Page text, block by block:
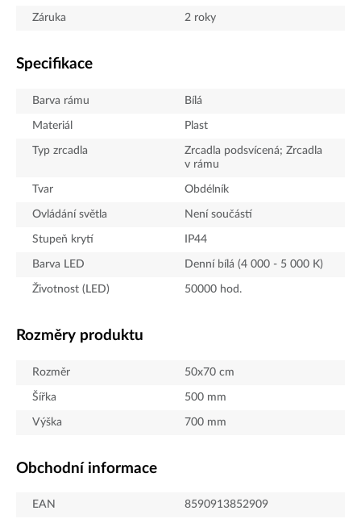
Záruka 2 roky
Specifikace
Barva rámu Bílá
Materiál Plast
Typ zrcadla
Zrcadla podsvícená; Zrcadla
v rámu
Tvar Obdélník
Ovládání světla Není součástí
Stupeň krytí IP44
Barva LED Denní bílá (4 000 - 5 000 K)
Životnost (LED) 50000 hod.
Rozměry produktu
Rozměr 50x70 cm
Šířka 500 mm
Výška 700 mm
Obchodní informace
EAN 8590913852909